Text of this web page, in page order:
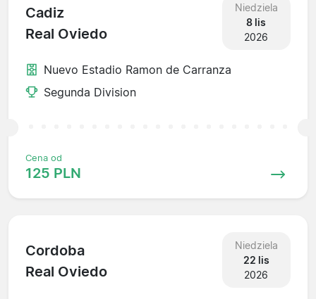
Cadiz
Real Oviedo
Niedziela
8 lis
2026
Nuevo Estadio Ramon de Carranza
Segunda Division
Cena od
125 PLN
Cordoba
Real Oviedo
Niedziela
22 lis
2026